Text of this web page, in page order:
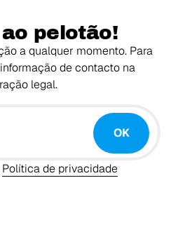
pelotão!
a qualquer momento. Para
de contacto na
legal.
OK
Política de privacidade